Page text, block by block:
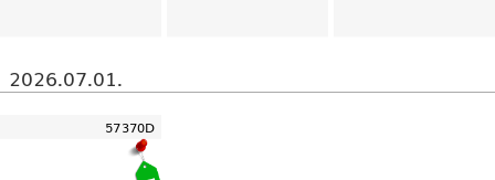
2026.07.01.
57370D